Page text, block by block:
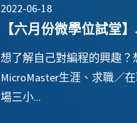
【六月份微學位試堂
2022-06-18
想了解自己對編程的興趣
MicroMaster生涯、求職／
場三小...